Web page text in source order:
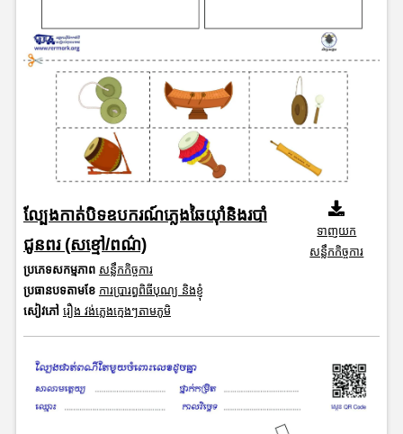
ល្បែងកាត់បិទឧបករណ៍ភ្លេងឆៃយ៉ាំនិងរបាំ
ជូនពរ (សខ្មៅ/ពណ៌)
ប្រភេទសកម្មភាព សន្លឹកកិច្ចការ
ប្រធានបទតាមខែ ការប្រារព្ធពិធីបុណ្យ និងខ្ញុំ
សៀវភៅ រឿង វង់ភ្លេងក្មេងៗតាមភូមិ
ទាញយក
សន្លឹកកិច្ចការ